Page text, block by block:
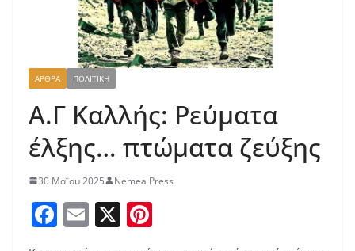
ΑΡΘΡΑ ΠΟΛΙΤΙΚΗ
Α.Γ Καλλής: Ρεύματα
έλξης… πτώματα ζεύξης
30 Μαΐου 2025 Nemea Press
F E X